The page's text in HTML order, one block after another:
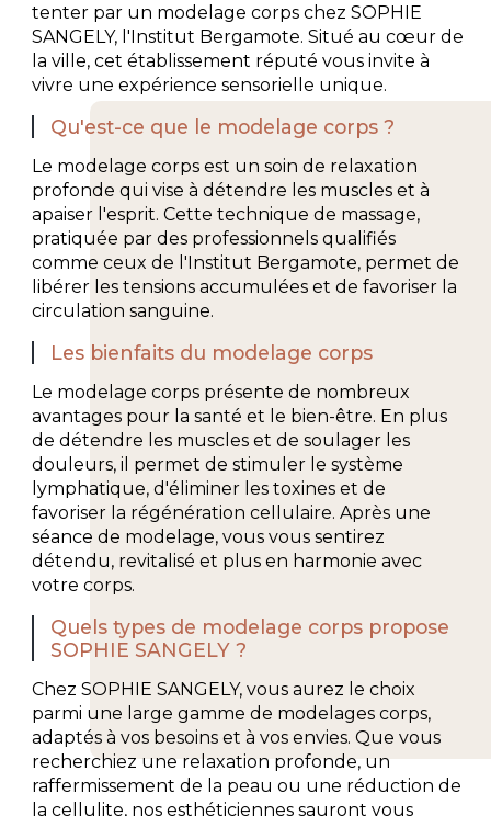
tenter par un modelage corps chez SOPHIE
SANGELY, l'Institut Bergamote. Situé au cœur de
la ville, cet établissement réputé vous invite à
vivre une expérience sensorielle unique.
Qu'est-ce que le modelage corps ?
Le modelage corps est un soin de relaxation
profonde qui vise à détendre les muscles et à
apaiser l'esprit. Cette technique de massage,
pratiquée par des professionnels qualifiés
comme ceux de l'Institut Bergamote, permet de
libérer les tensions accumulées et de favoriser la
circulation sanguine.
Les bienfaits du modelage corps
Le modelage corps présente de nombreux
avantages pour la santé et le bien-être. En plus
de détendre les muscles et de soulager les
douleurs, il permet de stimuler le système
lymphatique, d'éliminer les toxines et de
favoriser la régénération cellulaire. Après une
séance de modelage, vous vous sentirez
détendu, revitalisé et plus en harmonie avec
votre corps.
Quels types de modelage corps propose
SOPHIE SANGELY ?
Chez SOPHIE SANGELY, vous aurez le choix
parmi une large gamme de modelages corps,
adaptés à vos besoins et à vos envies. Que vous
recherchiez une relaxation profonde, un
raffermissement de la peau ou une réduction de
la cellulite, nos esthéticiennes sauront vous